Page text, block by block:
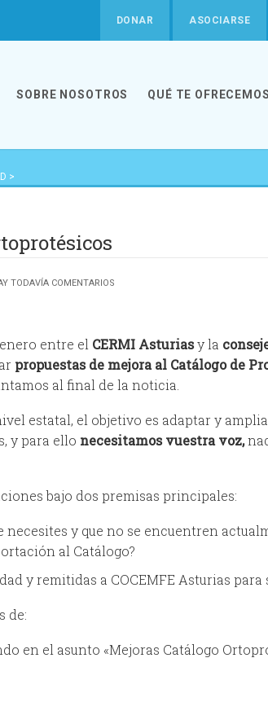
DONAR ASOCIARSE
SOBRE NOSOTROS QUÉ TE OFRECEMOS
>
TODAVÍA COMENTARIOS
entre el CERMI Asturiasy la
propuestas de mejora al Catálogo de
al final de la noticia.
estatal, el objetivo es adaptar y
y para ello necesitamos vuestra voz,
bajo dos premisas principales:
necesites y que no se encuentren
al Catálogo?
y remitidas a COCEMFE Asturias para
de:
en el asunto «Mejoras Catálogo